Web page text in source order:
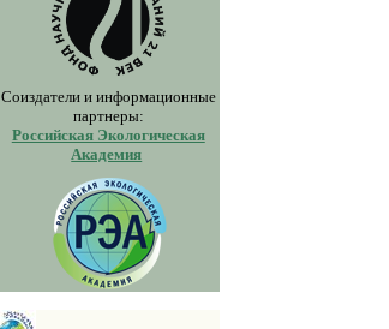
Соиздатели и информационные
партнеры:
Российская Экологическая
Академия